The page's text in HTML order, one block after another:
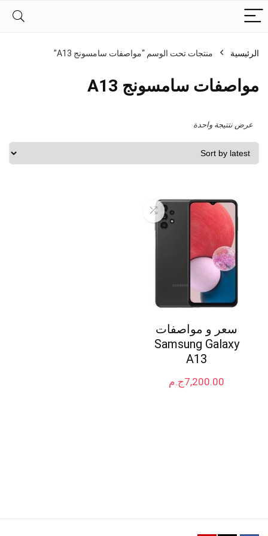
الرئيسية منتجات تحت الوسم “مواصفات سامسونج A13”
مواصفات سامسونج A13
عرض نتتيجة واحدة
سعر و مواصفات
Samsung Galaxy
A13
ج.م7,200.00